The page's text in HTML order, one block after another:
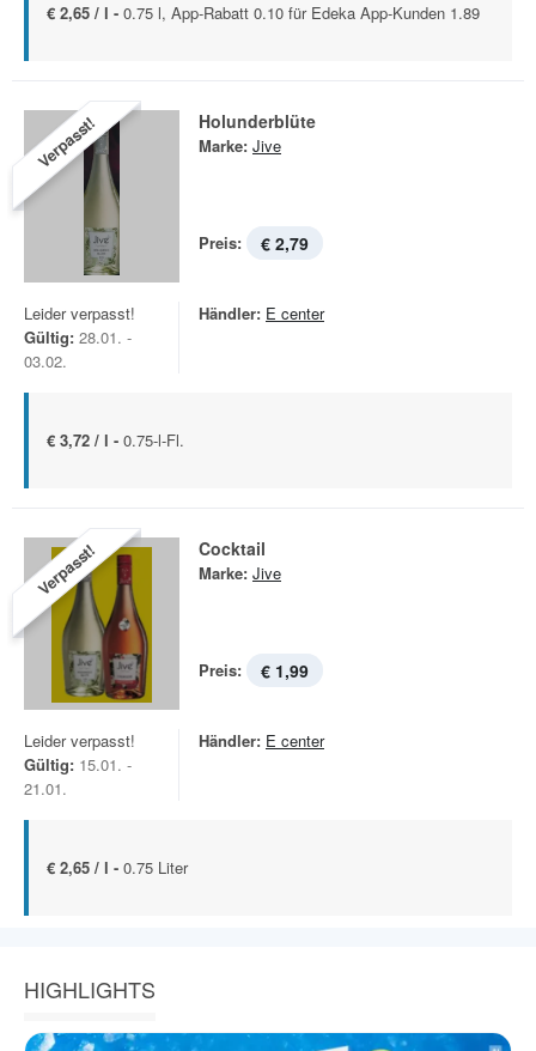
€ 2,65 / l - 0.75 l, App-Rabatt 0.10 für Edeka App-Kunden 1.89
Verpasst! Holunderblüte
Marke: Jive
Preis: € 2,79
Leider verpasst!
Gültig: 28.01. -
03.02.
Händler: E center
€ 3,72 / l - 0.75-l-Fl.
Verpasst! Cocktail
Marke: Jive
Preis: € 1,99
Leider verpasst!
Gültig: 15.01. -
21.01.
Händler: E center
€ 2,65 / l - 0.75 Liter
HIGHLIGHTS